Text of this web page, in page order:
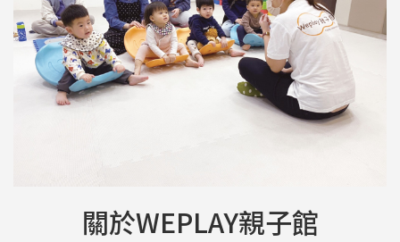
關於WEPLAY親子館